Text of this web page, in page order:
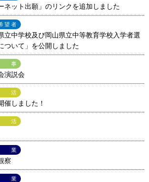
ネット出願」のリンクを追加しました
望者
立中学校及び岡山県立中等教育学校入学者選
いて」を公開しました
演説会
しました！
察